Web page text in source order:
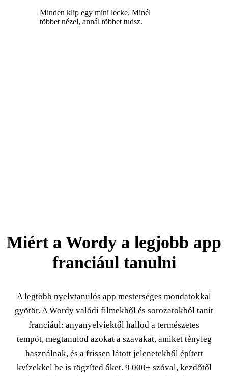
Minden klip egy mini lecke. Minél
többet nézel, annál többet tudsz.
Miért a Wordy a legjobb app
franciául tanulni
A legtöbb nyelvtanulós app mesterséges mondatokkal
gyötör. A Wordy valódi filmekből és sorozatokból tanít
franciául: anyanyelviektől hallod a természetes
tempót, megtanulod azokat a szavakat, amiket tényleg
használnak, és a frissen látott jelenetekből épített
kvízekkel be is rögzíted őket. 9 000+ szóval, kezdőtől